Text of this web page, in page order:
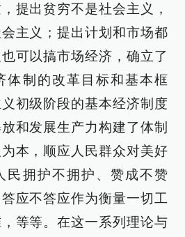
提出贫穷不是社会主义，
主义；提出计划和市场都
可以搞市场经济，确立了
体制的改革目标和基本框
初级阶段的基本经济制度
和发展生产力构建了体制
本，顺应人民群众对美好
民拥护不拥护、赞成不赞
应不答应作为衡量一切工
等等。在这一系列理论与